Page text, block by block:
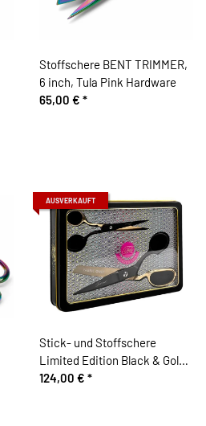
Stoffschere BENT TRIMMER,
6 inch, Tula Pink Hardware
65,00 € *
AUSVERKAUFT
Stick- und Stoffschere
Limited Edition Black & Gold,
Tula Pink Hardware
124,00 € *